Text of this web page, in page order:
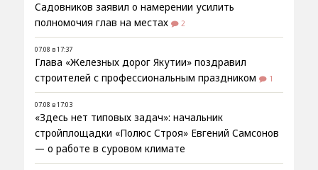
Садовников заявил о намерении усилить
полномочия глав на местах
2
07.08 в 17:37
Глава «Железных дорог Якутии» поздравил
строителей с профессиональным праздником
1
07.08 в 17:03
«Здесь нет типовых задач»: начальник
стройплощадки «Полюс Строя» Евгений Самсонов
— о работе в суровом климате